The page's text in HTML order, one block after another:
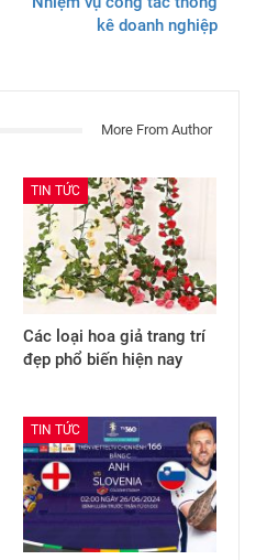
kê doanh nghiệp
More From Author
TIN TỨC
Các loại hoa giả trang trí
đẹp phổ biến hiện nay
TIN TỨC